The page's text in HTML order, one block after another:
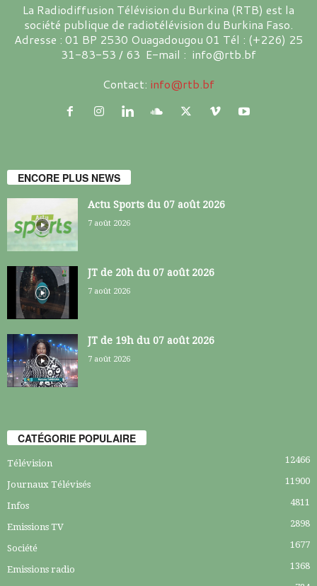
La Radiodiffusion Télévision du Burkina (RTB) est la
société publique de radiotélévision du Burkina Faso.
Adresse : 01 BP 2530 Ouagadougou 01 Tél : (+226) 25
31-83-53 / 63 E-mail : info@rtb.bf
Contact: info@rtb.bf
ENCORE PLUS NEWS
Actu Sports du 07 août 2026
7 août 2026
JT de 20h du 07 août 2026
7 août 2026
JT de 19h du 07 août 2026
7 août 2026
CATÉGORIE POPULAIRE
Télévision 12466
Journaux Télévisés 11900
Infos 4811
Emissions TV 2898
Société 1677
Emissions radio 1368